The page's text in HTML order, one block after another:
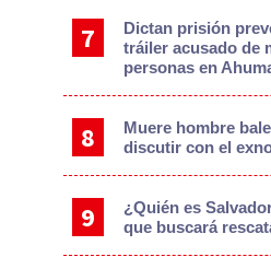
Dictan prisión
tráiler acusado de
personas en
Muere hombre
discutir con el
¿Quién es
que buscará